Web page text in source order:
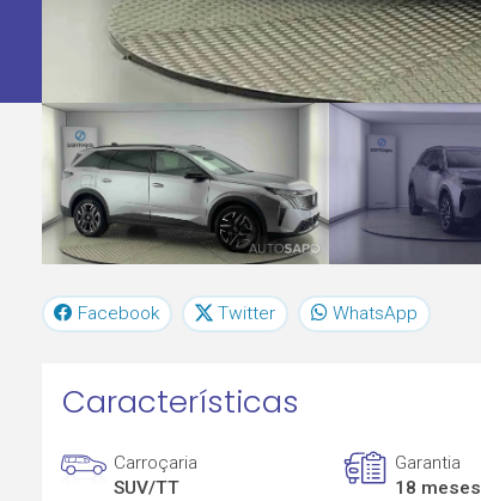
Facebook Twitter WhatsApp
Características
Carroçaria
SUV/TT
Garantia
18 meses